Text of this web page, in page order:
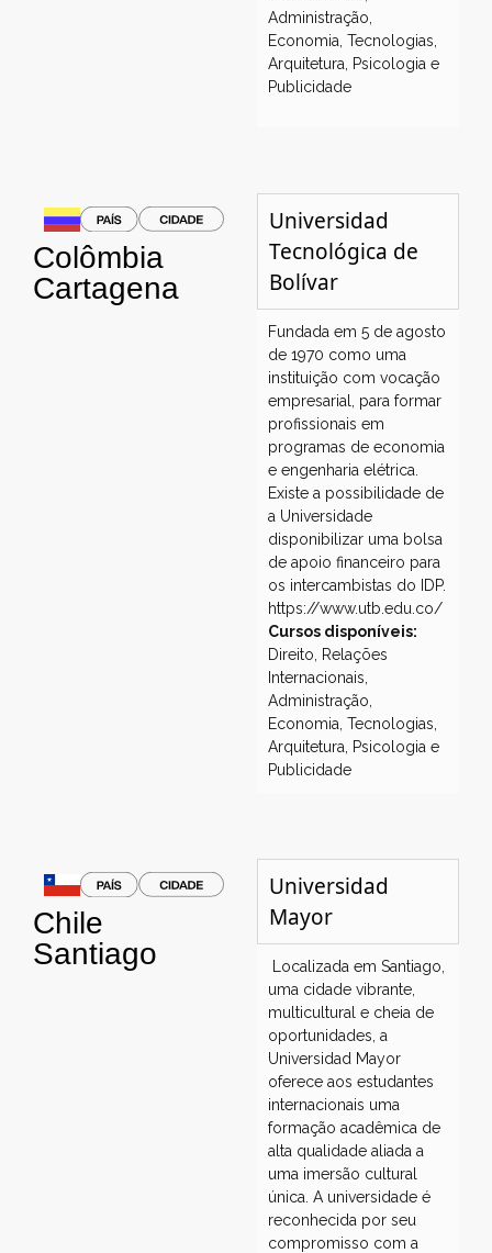
Administração,
Economia, Tecnologias,
Arquitetura, Psicologia e
Publicidade
Colômbia
Cartagena
Universidad
Tecnológica de
Bolívar
Fundada em 5 de agosto
de 1970 como uma
instituição com vocação
empresarial, para formar
profissionais em
programas de economia
e engenharia elétrica.
Existe a possibilidade de
a Universidade
disponibilizar uma bolsa
de apoio financeiro para
os intercambistas do IDP.
https://www.utb.edu.co/
Cursos disponíveis:
Direito, Relações
Internacionais,
Administração,
Economia, Tecnologias,
Arquitetura, Psicologia e
Publicidade
Chile
Santiago
Universidad
Mayor
Localizada em Santiago,
uma cidade vibrante,
multicultural e cheia de
oportunidades, a
Universidad Mayor
oferece aos estudantes
internacionais uma
formação acadêmica de
alta qualidade aliada a
uma imersão cultural
única. A universidade é
reconhecida por seu
compromisso com a